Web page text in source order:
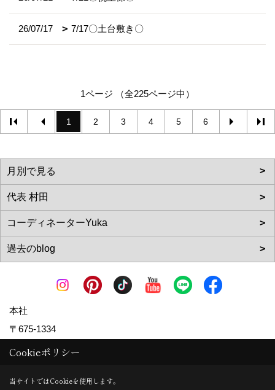
26/07/17 7/17〇土台敷き〇
1ページ （全225ページ中）
1 2 3 4 5 6
本社
〒675-1334
兵庫県小野市大島町1762
FAX：0794-62-0824
Cookieポリシー
当サイトではCookieを使用します。